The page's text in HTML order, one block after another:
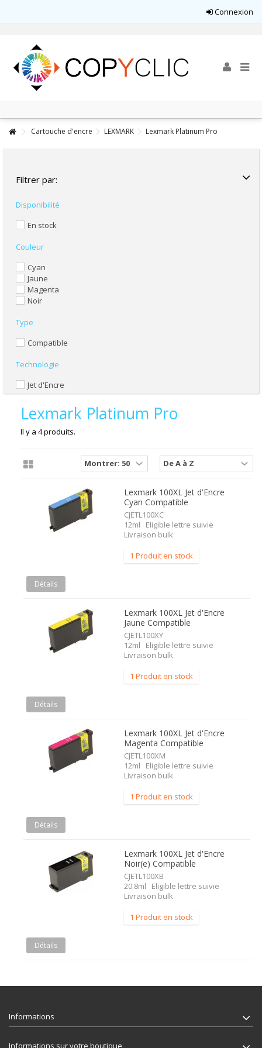
Connexion
Cartouche d'encre LEXMARK Lexmark Platinum Pro
Filtrer par:
Disponibilité
En stock
Couleur
Cyan
Jaune
Magenta
Noir
Type
Compatible
Technologie
Jet d'Encre
Lexmark Platinum Pro
Il y a 4 produits.
Lexmark 100XL Jet d'Encre
Cyan Compatible
CJETL100XC
12ml Eligible lettre suivie
Livraison bulk
1 Produit en stock
Détails
Lexmark 100XL Jet d'Encre
Jaune Compatible
CJETL100XY
12ml Eligible lettre suivie
Livraison bulk
1 Produit en stock
Détails
Lexmark 100XL Jet d'Encre
Magenta Compatible
CJETL100XM
12ml Eligible lettre suivie
Livraison bulk
1 Produit en stock
Détails
Lexmark 100XL Jet d'Encre
Noir(e) Compatible
CJETL100XB
20.8ml Eligible lettre suivie
Livraison bulk
1 Produit en stock
Détails
Informations
Informations sur votre boutique